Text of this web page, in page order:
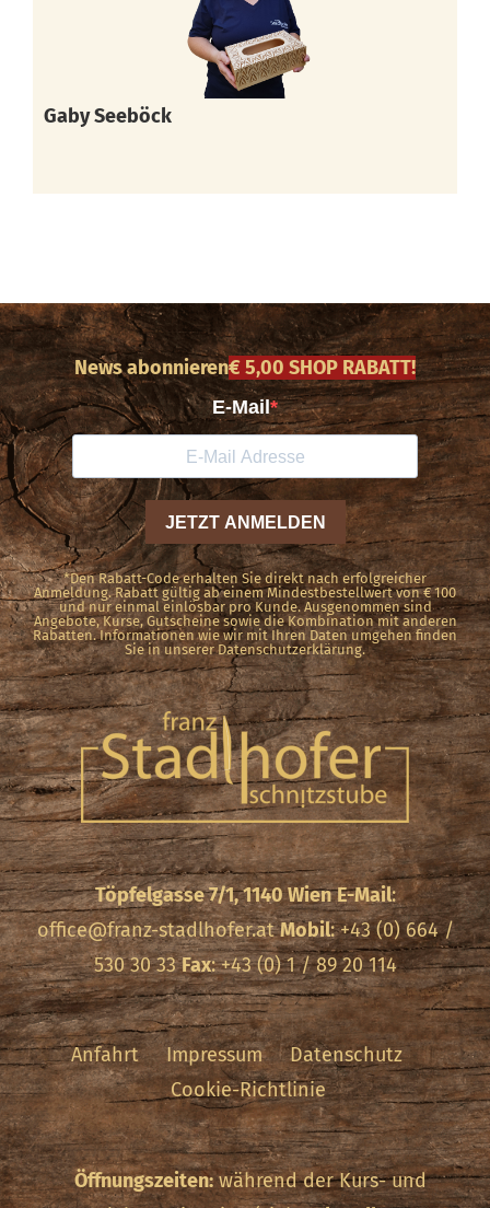
Gaby Seeböck
News abonnieren€ 5,00 SHOP RABATT!
*Den Rabatt-Code erhalten Sie direkt nach erfolgreicher
Anmeldung. Rabatt gültig ab einem Mindestbestellwert von € 100
und nur einmal einlösbar pro Kunde. Ausgenommen sind
Angebote, Kurse, Gutscheine sowie die Kombination mit anderen
Rabatten. Informationen wie wir mit Ihren Daten umgehen finden
Sie in unserer Datenschutzerklärung.
Töpfelgasse 7/1, 1140 Wien E-Mail:
office@franz-stadlhofer.at Mobil: +43 (0) 664 /
530 30 33Fax: +43 (0) 1 / 89 20 114
Anfahrt Impressum
Datenschutz
Cookie-Richtlinie
Öffnungszeiten:während der Kurs- und